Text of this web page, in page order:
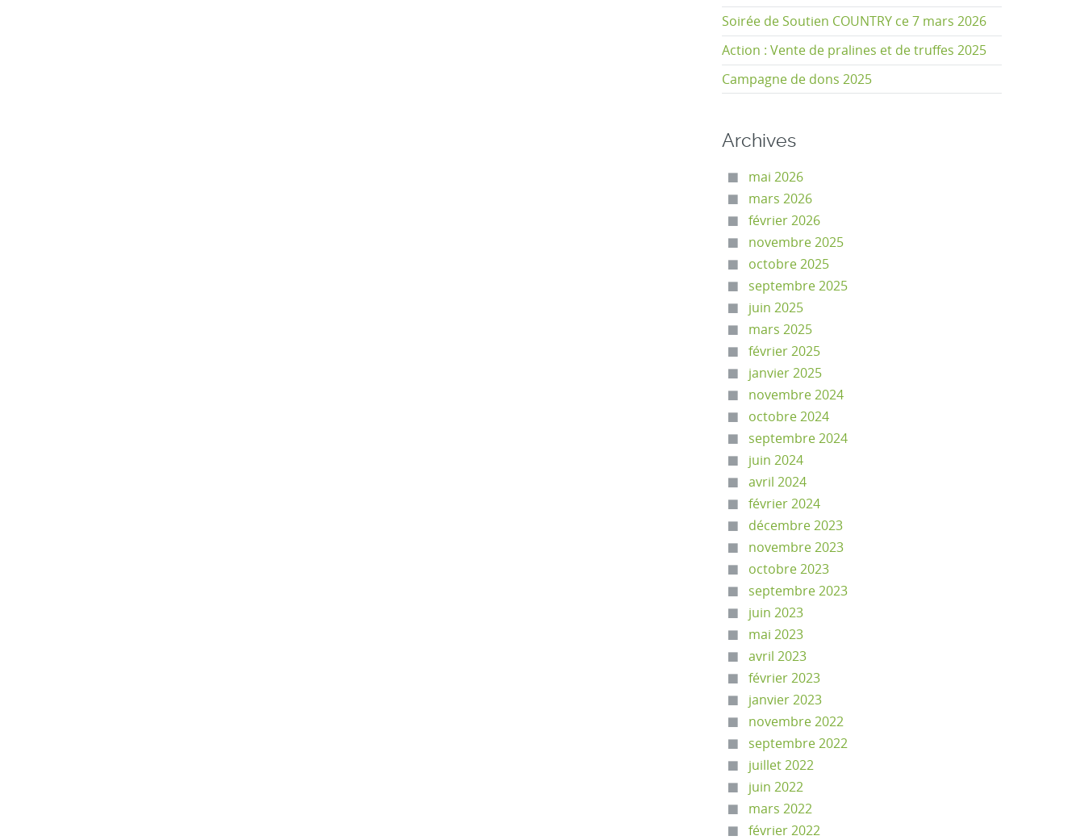
Soirée de Soutien COUNTRY ce 7 mars 2026
Action : Vente de pralines et de truffes 2025
Campagne de dons 2025
Archives
mai 2026
mars 2026
février 2026
novembre 2025
octobre 2025
septembre 2025
juin 2025
mars 2025
février 2025
janvier 2025
novembre 2024
octobre 2024
septembre 2024
juin 2024
avril 2024
février 2024
décembre 2023
novembre 2023
octobre 2023
septembre 2023
juin 2023
mai 2023
avril 2023
février 2023
janvier 2023
novembre 2022
septembre 2022
juillet 2022
juin 2022
mars 2022
février 2022